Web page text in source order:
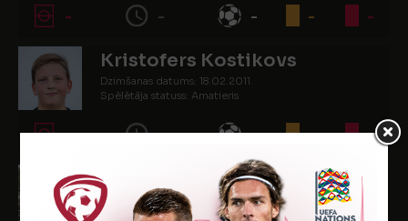
- - - - -
Kristofers Kostikovs
Dzimšanas datums: 18.02.2011.
Spēlētāja statuss: Amatieris
- - - - -
Gabriels Kotāns Pilāns
Dzimšanas datums: 24.12.2011.
Spēlētāja statuss: Amatieris